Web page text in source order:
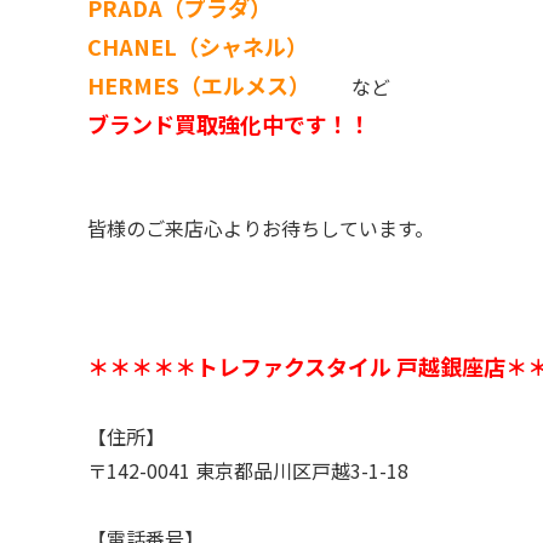
PRADA（プラダ）
CHANEL（シャネル）
HERMES（エルメス）
など
ブランド買取強化中です！！
皆様のご来店心よりお待ちしています。
＊＊＊＊＊トレファクスタイル 戸越銀座店＊
【住所】
〒142-0041 東京都品川区戸越3-1-18